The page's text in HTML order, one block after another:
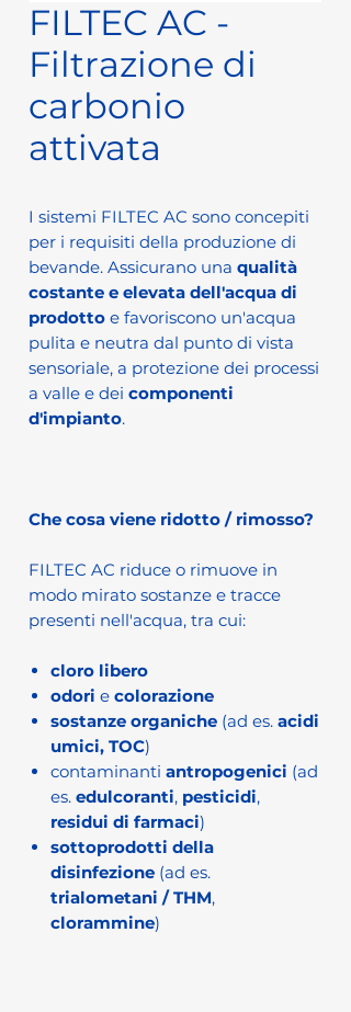
FILTEC AC -
Filtrazione di
carbonio
attivata
I sistemi FILTEC AC sono concepiti
per i requisiti della produzione di
bevande. Assicurano una qualità
costante e elevata dell'acqua di
prodotto e favoriscono un'acqua
pulita e neutra dal punto di vista
sensoriale, a protezione dei processi
a valle e dei componenti
d'impianto.
Che cosa viene ridotto / rimosso?
FILTEC AC riduce o rimuove in
modo mirato sostanze e tracce
presenti nell'acqua, tra cui:
cloro libero
odori e colorazione
sostanze organiche (ad es. acidi
umici, TOC)
contaminanti antropogenici (ad
es. edulcoranti, pesticidi,
residui di farmaci)
sottoprodotti della
disinfezione (ad es.
trialometani / THM,
clorammine)